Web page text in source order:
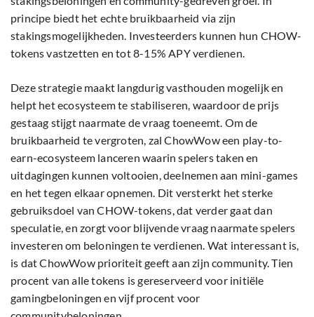
principe biedt het echte bruikbaarheid via zijn
stakingsmogelijkheden. Investeerders kunnen hun CHOW-
tokens vastzetten en tot 8-15% APY verdienen.
Deze strategie maakt langdurig vasthouden mogelijk en
helpt het ecosysteem te stabiliseren, waardoor de prijs
gestaag stijgt naarmate de vraag toeneemt. Om de
bruikbaarheid te vergroten, zal ChowWow een play-to-
earn-ecosysteem lanceren waarin spelers taken en
uitdagingen kunnen voltooien, deelnemen aan mini-games
en het tegen elkaar opnemen. Dit versterkt het sterke
gebruiksdoel van CHOW-tokens, dat verder gaat dan
speculatie, en zorgt voor blijvende vraag naarmate spelers
investeren om beloningen te verdienen. Wat interessant is,
is dat ChowWow prioriteit geeft aan zijn community. Tien
procent van alle tokens is gereserveerd voor initiële
gamingbeloningen en vijf procent voor